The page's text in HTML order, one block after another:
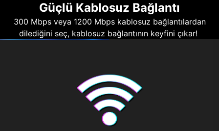
Güçlü Kablosuz Bağlantı
300 Mbps veya 1200 Mbps kablosuz bağlantılardan
dilediğini seç, kablosuz bağlantının keyfini çıkar!